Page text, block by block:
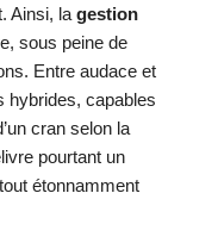
Ainsi, la gestion
sous peine de
Entre audace et
hybrides, capables
cran selon la
pourtant un
étonnamment